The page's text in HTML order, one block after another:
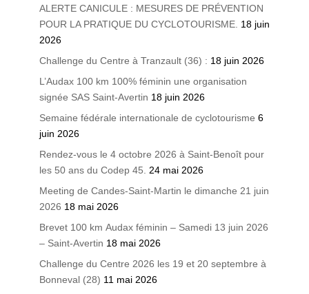
ALERTE CANICULE : MESURES DE PRÉVENTION
POUR LA PRATIQUE DU CYCLOTOURISME. 18 juin
2026
Challenge du Centre à Tranzault (36) : 18 juin 2026
L’Audax 100 km 100% féminin une organisation
signée SAS Saint-Avertin 18 juin 2026
Semaine fédérale internationale de cyclotourisme 6
juin 2026
Rendez-vous le 4 octobre 2026 à Saint-Benoît pour
les 50 ans du Codep 45.
24 mai 2026
Meeting de Candes-Saint-Martin le dimanche 21 juin
2026 18 mai 2026
Brevet 100 km Audax féminin – Samedi 13 juin 2026
– Saint-Avertin 18 mai 2026
Challenge du Centre 2026 les 19 et 20 septembre à
Bonneval (28) 11 mai 2026